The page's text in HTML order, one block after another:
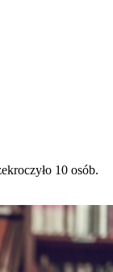
10 osób.